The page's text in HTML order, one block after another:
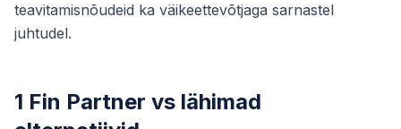
teavitamisnõudeid ka väikeettevõtjaga sarnastel
juhtudel.
1 Fin Partner vs lähimad